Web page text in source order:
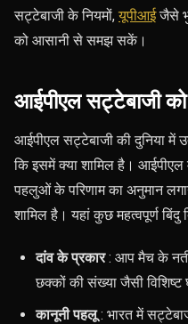
सट्टेबाजी के नियमों,यूपीआईजैसे
को आसानी से समझ सकें।
आईपीएल सट्टेबाजी
आईपीएल सट्टेबाजी की दुनिया
कि इसमें क्या शामिल है।
पहलुओं के परिणाम का अनुमान
शामिल है। यहां कुछ महत्वपूर्ण बिंदु
दांव के प्रकार: आप मैच के
छक्कों की संख्या जैसी
कानूनी पहलू: भारत में